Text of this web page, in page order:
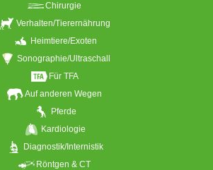
Chirurgie
Verhalten/Tierernährung
Heimtiere/Exoten
Sonographie/Ultraschall
Für TFA
Auf anderen Wegen
Pferde
Kardiologie
Diagnostik/Internistik
Röntgen & CT